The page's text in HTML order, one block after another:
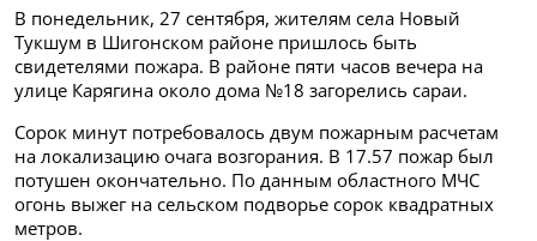
В понедельник, 27 сентября, жителям села Новый
Тукшум в Шигонском районе пришлось быть
свидетелями пожара. В районе пяти часов вечера на
улице Карягина около дома №18 загорелись сараи.
Сорок минут потребовалось двум пожарным расчетам
на локализацию очага возгорания. В 17.57 пожар был
потушен окончательно. По данным областного МЧС
огонь выжег на сельском подворье сорок квадратных
метров.